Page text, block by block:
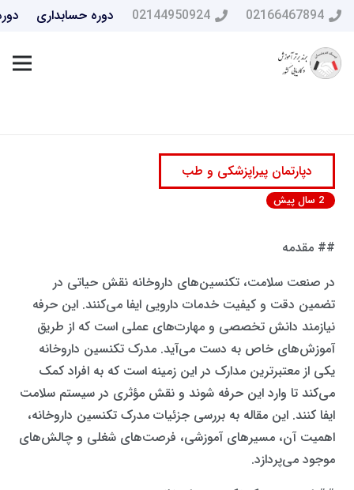
02166467894
02144950924 دوره حسابداری
دپارتمان پیراپزشکی و طب
2 سال پیش
## مقدمه
در صنعت سلامت، تکنسین‌های داروخانه نقش حیاتی در
تضمین دقت و کیفیت خدمات دارویی ایفا می‌کنند. این حرفه
نیازمند دانش تخصصی و مهارت‌های عملی است که از طریق
آموزش‌های خاص به دست می‌آید. مدرک تکنسین داروخانه
یکی از معتبرترین مدارک در این زمینه است که به افراد کمک
می‌کند تا وارد این حرفه شوند و نقش مؤثری در سیستم سلامت
ایفا کنند. این مقاله به بررسی جزئیات مدرک تکنسین داروخانه،
اهمیت آن، مسیرهای آموزشی، فرصت‌های شغلی و چالش‌های
موجود می‌پردازد.